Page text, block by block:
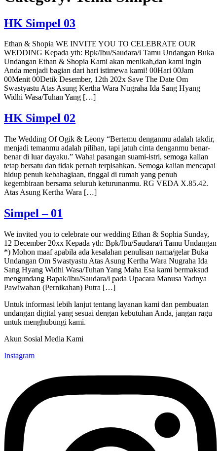
HK Simpel 03
Ethan & Shopia WE INVITE YOU TO CELEBRATE OUR
WEDDING Kepada yth: Bpk/Ibu/Saudara/i Tamu Undangan Buka
Undangan Ethan & Shopia Kami akan menikah,dan kami ingin
Anda menjadi bagian dari hari istimewa kami! 00Hari 00Jam
00Menit 00Detik Desember, 12th 202x Save The Date Om
Swastyastu Atas Asung Kertha Wara Nugraha Ida Sang Hyang
Widhi Wasa/Tuhan Yang […]
HK Simpel 02
The Wedding Of Ogik & Leony “Bertemu denganmu adalah takdir,
menjadi temanmu adalah pilihan, tapi jatuh cinta denganmu benar-
benar di luar dayaku.” Wahai pasangan suami-istri, semoga kalian
tetap bersatu dan tidak pernah terpisahkan. Semoga kalian mencapai
hidup penuh kebahagiaan, tinggal di rumah yang penuh
kegembiraan bersama seluruh keturunanmu. RG VEDA X.85.42.
Atas Asung Kertha Wara […]
Simpel – 01
We invited you to celebrate our wedding Ethan & Sophia Sunday,
12 December 20xx Kepada yth: Bpk/Ibu/Saudara/i Tamu Undangan
*) Mohon maaf apabila ada kesalahan penulisan nama/gelar Buka
Undangan Om Swastyastu Atas Asung Kertha Wara Nugraha Ida
Sang Hyang Widhi Wasa/Tuhan Yang Maha Esa kami bermaksud
mengundang Bapak/Ibu/Saudara/i pada Upacara Manusa Yadnya
Pawiwahan (Pernikahan) Putra […]
Untuk informasi lebih lanjut tentang layanan kami dan pembuatan
undangan digital yang sesuai dengan kebutuhan Anda, jangan ragu
untuk menghubungi kami.
Akun Sosial Media Kami
Instagram